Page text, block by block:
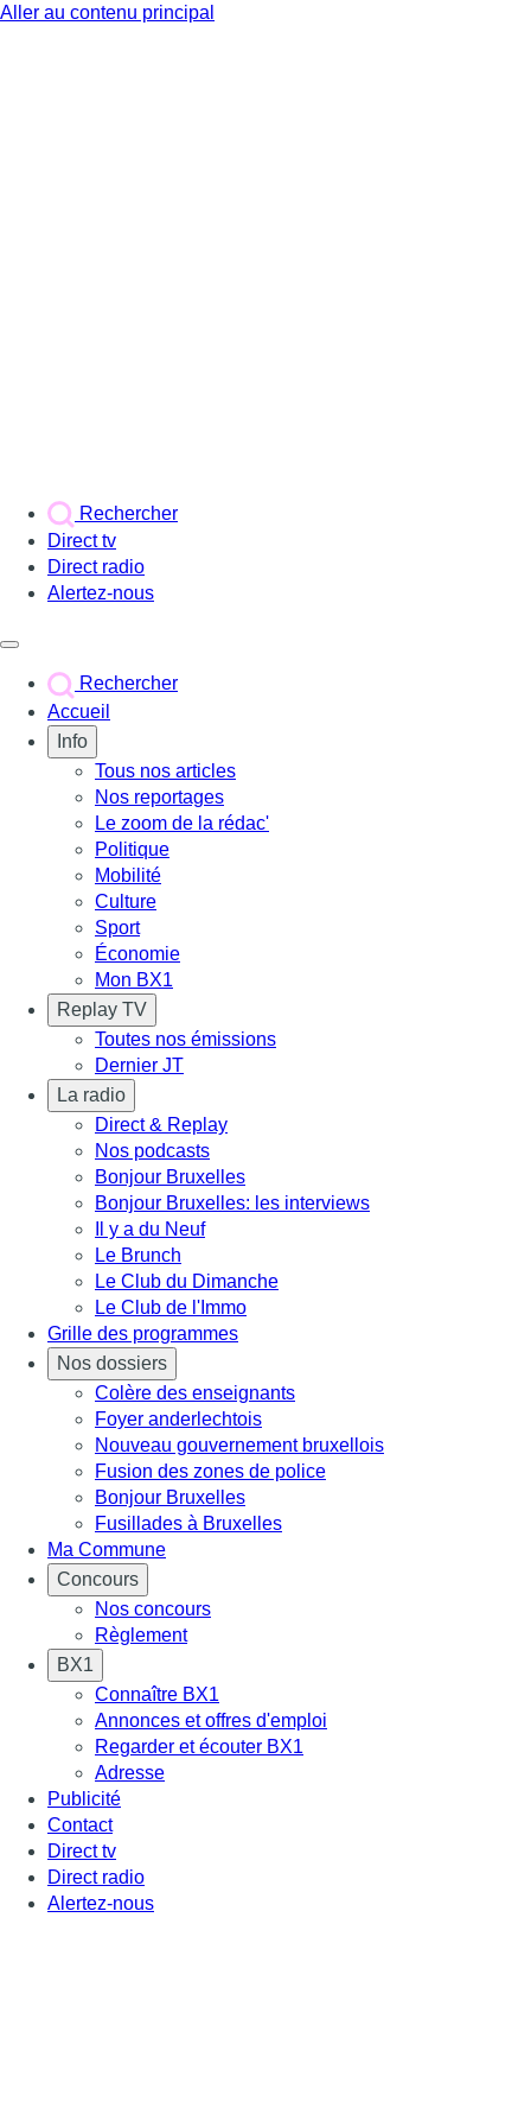
Aller au contenu principal
Rechercher
Direct tv
Direct radio
Alertez-nous
Rechercher
Accueil
Info
Tous nos articles
Nos reportages
Le zoom de la rédac'
Politique
Mobilité
Culture
Sport
Économie
Mon BX1
Replay TV
Toutes nos émissions
Dernier JT
La radio
Direct & Replay
Nos podcasts
Bonjour Bruxelles
Bonjour Bruxelles: les interviews
Il y a du Neuf
Le Brunch
Le Club du Dimanche
Le Club de l'Immo
Grille des programmes
Nos dossiers
Colère des enseignants
Foyer anderlechtois
Nouveau gouvernement bruxellois
Fusion des zones de police
Bonjour Bruxelles
Fusillades à Bruxelles
Ma Commune
Concours
Nos concours
Règlement
BX1
Connaître BX1
Annonces et offres d'emploi
Regarder et écouter BX1
Adresse
Publicité
Contact
Direct tv
Direct radio
Alertez-nous